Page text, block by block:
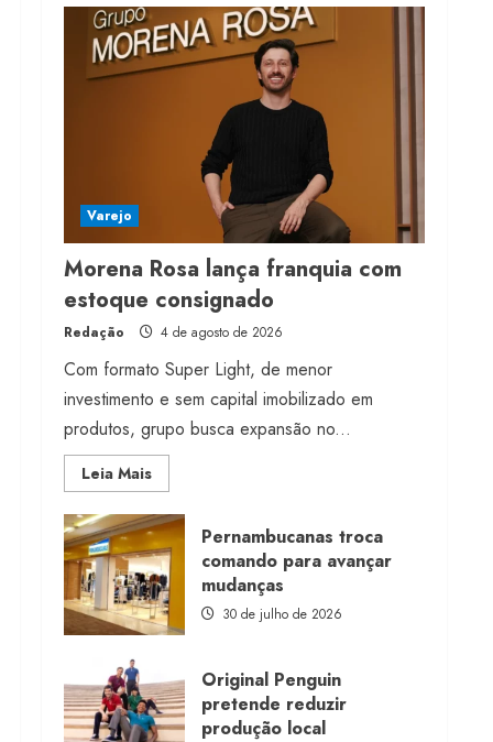
transição longa para
vestuário
3 de agosto de 2026
Varejo
Morena Rosa lança franquia com
estoque consignado
Redação 4 de agosto de 2026
Com formato Super Light, de menor
investimento e sem capital imobilizado em
produtos, grupo busca expansão no...
Leia MaisRead
more
Morena
Rosa
lança
franquia
com
estoque
consignado
Pernambucanas troca
comando para avançar
mudanças
30 de julho de 2026
Original Penguin
pretende reduzir
produção local